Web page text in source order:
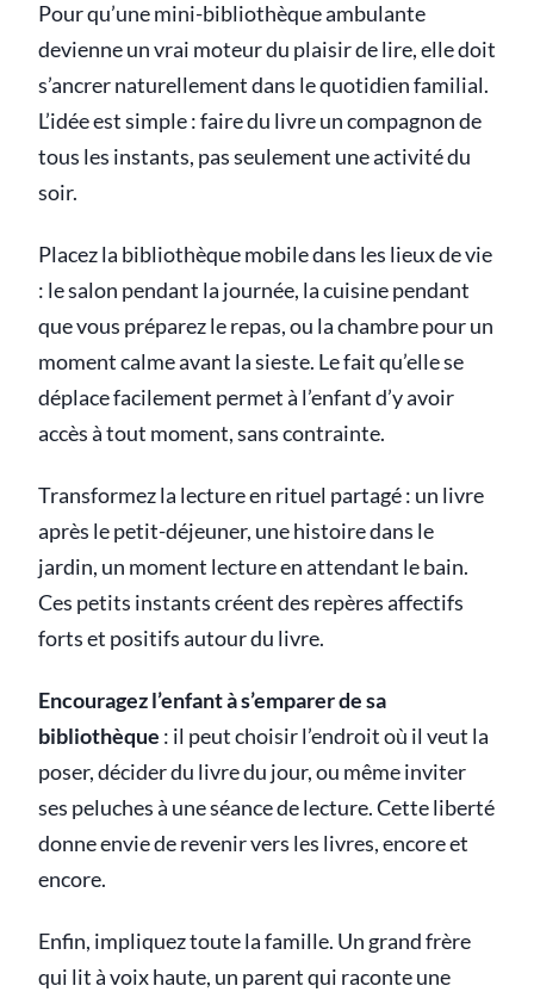
Pour qu’une mini-bibliothèque ambulante
devienne un vrai moteur du plaisir de lire, elle doit
s’ancrer naturellement dans le quotidien familial.
L’idée est simple : faire du livre un compagnon de
tous les instants, pas seulement une activité du
soir.
Placez la bibliothèque mobile dans les lieux de vie
: le salon pendant la journée, la cuisine pendant
que vous préparez le repas, ou la chambre pour un
moment calme avant la sieste. Le fait qu’elle se
déplace facilement permet à l’enfant d’y avoir
accès à tout moment, sans contrainte.
Transformez la lecture en rituel partagé : un livre
après le petit-déjeuner, une histoire dans le
jardin, un moment lecture en attendant le bain.
Ces petits instants créent des repères affectifs
forts et positifs autour du livre.
Encouragez l’enfant à s’emparer de sa
bibliothèque : il peut choisir l’endroit où il veut la
poser, décider du livre du jour, ou même inviter
ses peluches à une séance de lecture. Cette liberté
donne envie de revenir vers les livres, encore et
encore.
Enfin, impliquez toute la famille. Un grand frère
qui lit à voix haute, un parent qui raconte une